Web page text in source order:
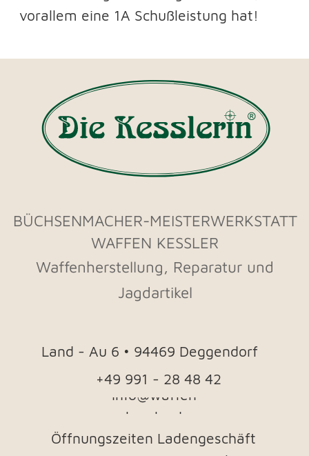
Öffnungszeiten Ladengeschäft
Mi, Do:
Weitere Termine wie Werkstattbesuche,
Schießen, Schaftholzauswahl, nach
Land - Au 6 • 94469 Deggendorf​
Impressum​ & Datenschutz